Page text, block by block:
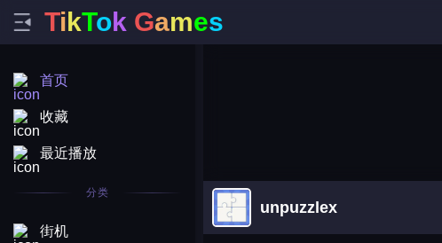
TikTok Games
首页
收藏
最近播放
分类
街机
unpuzzlex